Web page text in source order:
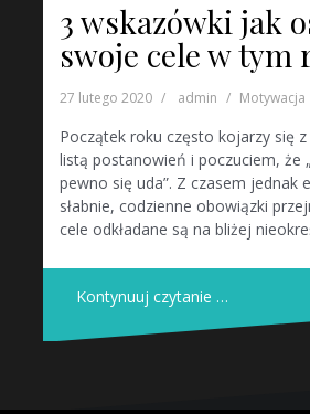
3 wskazówki jak
swoje cele w tym
27 lutego 2020 admin Motywacja
Początek roku często kojarzy się
listą postanowień i poczuciem, że
pewno się uda”. Z czasem jednak
słabnie, codzienne obowiązki
cele odkładane są na bliżej
Kontynuuj czytanie …